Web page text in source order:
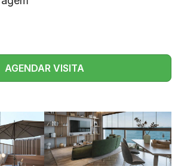
AGENDAR VISITA